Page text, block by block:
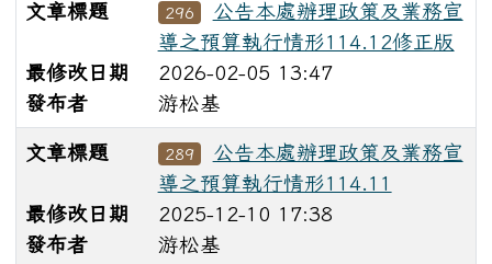
文章標題 296
公告本處辦理政策及業務宣
導之預算執行情形114.12修正版
最修改日期
2026-02-05 13:47
發布者
游松基
文章標題 289
公告本處辦理政策及業務宣
導之預算執行情形114.11
最修改日期
2025-12-10 17:38
發布者
游松基